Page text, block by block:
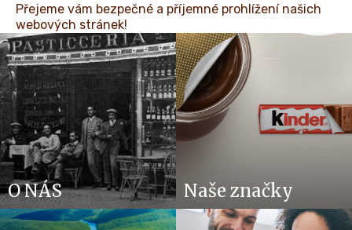
Přejeme vám bezpečné a příjemné prohlížení našich
webových stránek!
O NÁS Naše značky